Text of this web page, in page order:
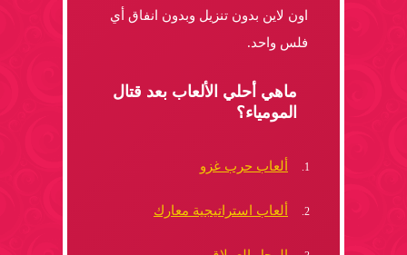
اون لاين بدون تنزيل وبدون انفاق أي
فلس واحد.
ماهي أحلي الألعاب بعد قتال
المومياء؟
ألعاب حرب غزو
ألعاب استراتيجية معارك